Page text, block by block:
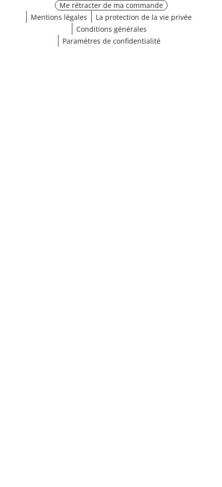
Me rétracter de ma commande
Mentions légales
La protection de la vie privée
Conditions générales
Paramètres de confidentialité